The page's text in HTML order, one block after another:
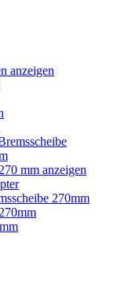
anzeigen
mm anzeigen
270mm